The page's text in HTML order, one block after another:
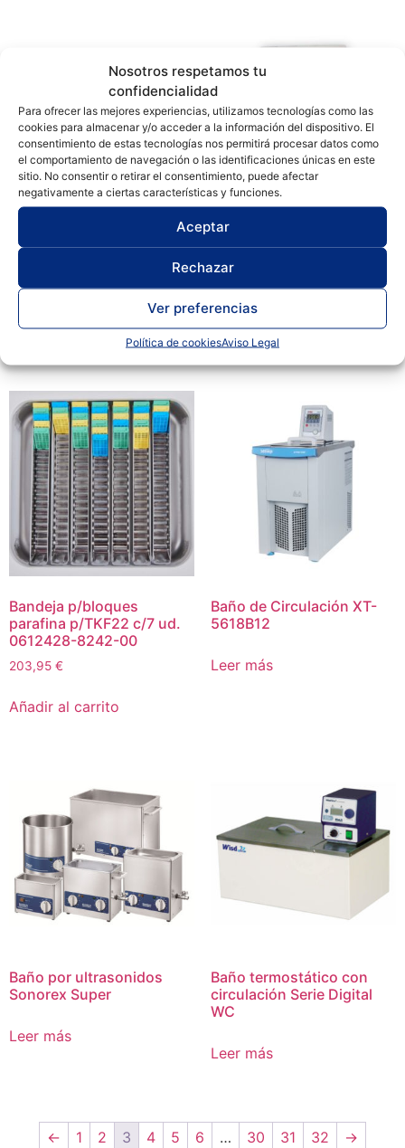
Nosotros respetamos tu
confidencialidad
Para ofrecer las mejores experiencias, utilizamos tecnologías como las
cookies para almacenar y/o acceder a la información del dispositivo. El
consentimiento de estas tecnologías nos permitirá procesar datos como
el comportamiento de navegación o las identificaciones únicas en este
sitio. No consentir o retirar el consentimiento, puede afectar
negativamente a ciertas características y funciones.
Aceptar
Rechazar
Ver preferencias
Política de cookiesAviso Legal
Balanza ZS-600 600 gr. 0,1
gr. 77524ZS-600
52,00
Añadir al carrito
Bandeja de cartón sin tapa
para 20 portaobjetos
127BPG006
Añadir al carrito
Bandeja p/bloques
parafina p/TKF22 c/7 ud.
0612428-8242-00
203,95 €
Añadir al carrito
Baño de Circulación XT-
5618B12
Leer más
Baño por ultrasonidos
Sonorex Super
Leer más
Baño termostático con
circulación Serie Digital
WC
Leer más
← 1 2 3 4 5 6 … 30 31 32 →